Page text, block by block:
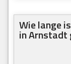
Wie lange
in Arnstadt